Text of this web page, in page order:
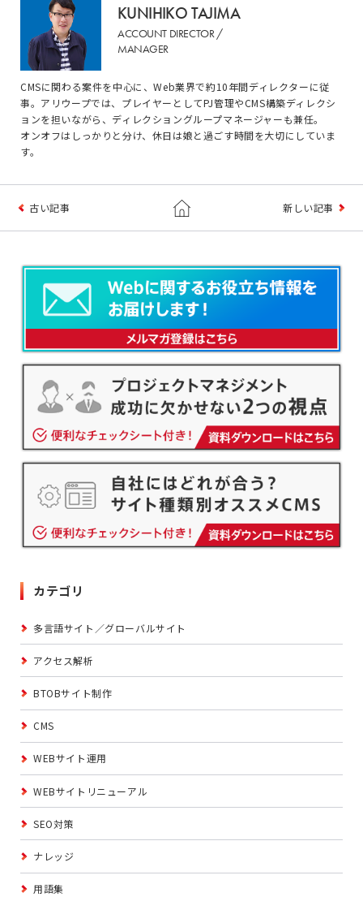
KUNIHIKO TAJIMA
ACCOUNT DIRECTOR /
MANAGER
CMSに関わる案件を中心に、Web業界で約10年間ディレクターに従
事。アリウープでは、プレイヤーとしてPJ管理やCMS構築ディレクシ
ョンを担いながら、ディレクショングループマネージャーも兼任。
オンオフはしっかりと分け、休日は娘と過ごす時間を大切にしていま
す。
古い記事 新しい記事
カテゴリ
多言語サイト／グローバルサイト
アクセス解析
BTOBサイト制作
CMS
WEBサイト運用
WEBサイトリニューアル
SEO対策
ナレッジ
用語集